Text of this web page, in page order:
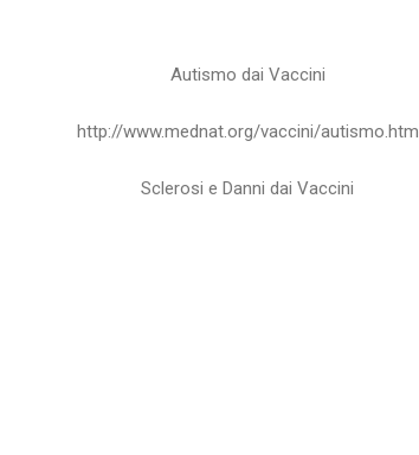
Autismo dai Vaccini
http://www.mednat.org/vaccini/autismo.htm
Sclerosi e Danni dai Vaccini